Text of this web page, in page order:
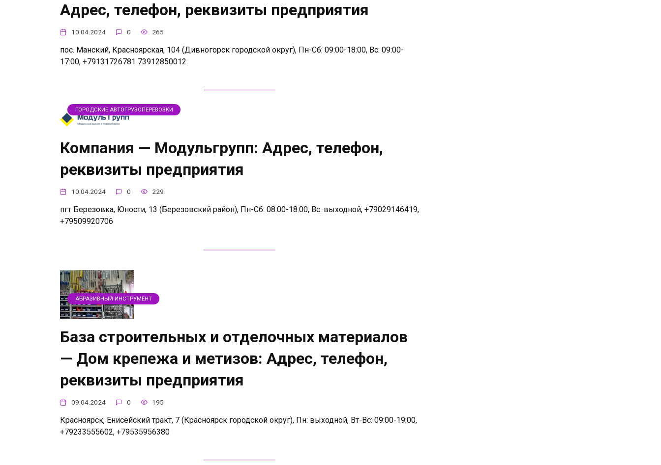
Адрес, телефон, реквизиты предприятия
10.04.2024 0 265
пос. Манский, Красноярская, 104 (Дивногорск городской округ), Пн-Сб: 09:00-18:00, Вс: 09:00-
17:00, +79131726781 73912850012
ГОРОДСКИЕ АВТОГРУЗОПЕРЕВОЗКИ
Компания — Модульгрупп: Адрес, телефон,
реквизиты предприятия
10.04.2024 0 229
пгт Березовка, Юности, 13 (Березовский район), Пн-Сб: 08:00-18:00, Вс: выходной, +79029146419,
+79509920706
АБРАЗИВНЫЙ ИНСТРУМЕНТ
База строительных и отделочных материалов
— Дом крепежа и метизов: Адрес, телефон,
реквизиты предприятия
09.04.2024 0 195
Красноярск, Енисейский тракт, 7 (Красноярск городской округ), Пн: выходной, Вт-Вс: 09:00-19:00,
+79233555602, +79535956380